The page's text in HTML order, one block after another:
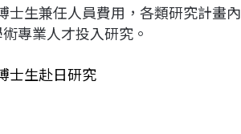
生兼任人員費用，各類研究計畫內
專業人才投入研究。
士生赴日研究